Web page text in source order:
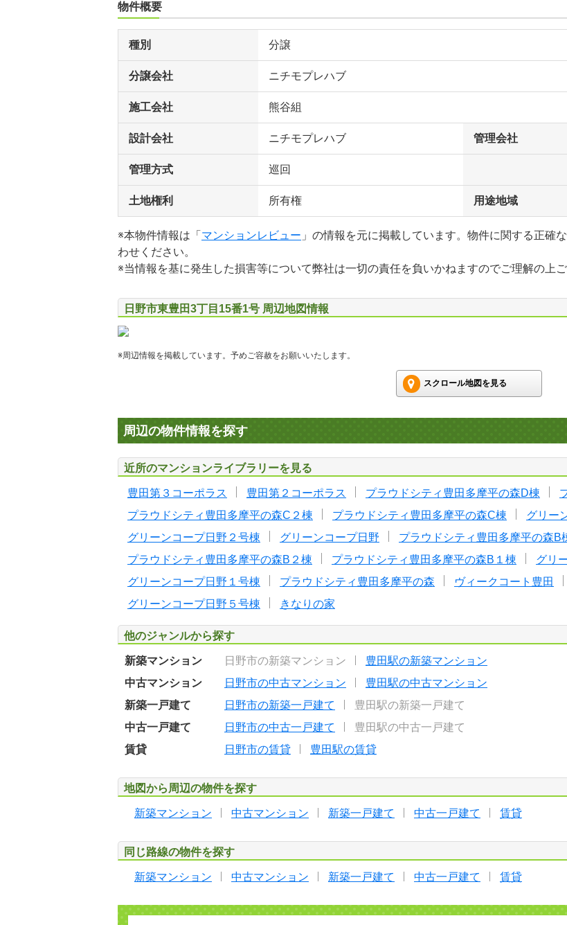
物件概要
種別 分譲
分譲会社 ニチモプレハブ
施工会社 熊谷組
設計会社 ニチモプレハブ 管理会社
管理方式 巡回
土地権利 所有権 用途地域
※本物件情報は「 マンションレビュー 」の情報を元に掲載しています。物件に関する正確
わせください。
※当情報を基に発生した損害等について弊社は一切の責任を負いかねますのでご理解の上ご
日野市東豊田3丁目15番1号 周辺地図情報
※周辺情報を掲載しています。予めご容赦をお願いいたします。
スクロール地図を見る
周辺の物件情報を探す
近所のマンションライブラリーを見る
豊田第３コーポラス 豊田第２コーポラス プラウドシティ豊田多摩平の森D棟
プラウドシティ豊田多摩平の森C２棟
プラウドシティ豊田多摩平の森C棟
グリー
グリーンコープ日野２号棟
グリーンコープ日野 プラウドシティ豊田多摩平の森B
プラウドシティ豊田多摩平の森B２棟
プラウドシティ豊田多摩平の森B１棟
グリ
グリーンコープ日野１号棟
プラウドシティ豊田多摩平の森 ヴィークコート豊田
グリーンコープ日野５号棟
きなりの家
他のジャンルから探す
新築マンション 日野市の新築マンション
豊田駅の新築マンション
中古マンション
日野市の中古マンション
豊田駅の中古マンション
新築一戸建て
日野市の新築一戸建て
豊田駅の新築一戸建て
中古一戸建て
日野市の中古一戸建て
豊田駅の中古一戸建て
賃貸
日野市の賃貸 豊田駅の賃貸
地図から周辺の物件を探す
新築マンション 中古マンション 新築一戸建て 中古一戸建て 賃貸
同じ路線の物件を探す
新築マンション 中古マンション 新築一戸建て 中古一戸建て 賃貸